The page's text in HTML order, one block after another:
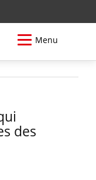
Menu
des